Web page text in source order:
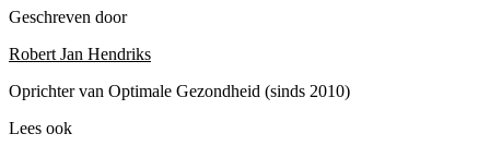
Geschreven door
Robert Jan Hendriks
Oprichter van Optimale Gezondheid (sinds 2010)
Lees ook